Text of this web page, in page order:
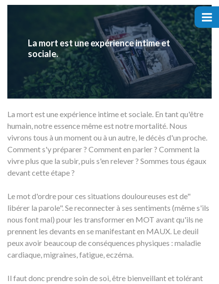
ACCUEIL
PRÉPARER VOS DÉMARCHES
COURRIERS APRÈS DÉCÈS
NOS GUIDES OBSÈQUES
DEVENIR PARTENAIRE
La mort est une expérience intime et
sociale.
La mort est une expérience intime et sociale. En tant qu'être
humain, notre essence même est notre mortalité. Nous
vivrons tous à un moment ou à un autre, le décès d'un proche.
Comment s'y préparer ? Comment en parler ? Comment la
vivre plus que la subir, puis s'en relever ? Sommes tous égaux
devant cette étape ?
Le mot d'ordre pour ces situations douloureuses est de"
libérer la parole". Se reconnecter à ses sentiments (même s'ils
nous font mal) pour les transformer en MOT avant qu'ils ne
prennent les devants en se manifestant en MAUX. Le deuil
peux avoir beaucoup de conséquences physiques : maladie
cardiaque, migraines, fatigue, eczéma.
Il faut donc prendre soin de soi, être bienveillant et tolérant